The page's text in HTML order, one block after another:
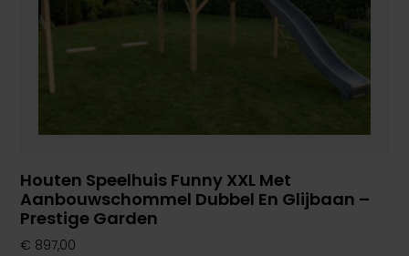
Houten Speelhuis Funny XXL Met
Aanbouwschommel Dubbel En Glijbaan –
Prestige Garden
€ 897,00